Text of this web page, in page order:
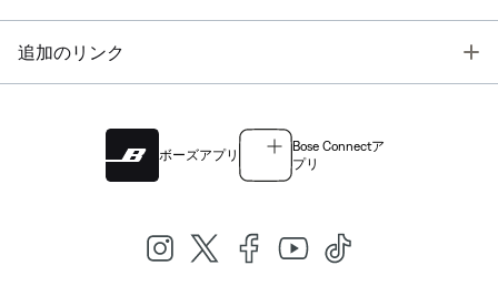
追加のリンク
ボーズアプリ
Bose Connectア
プリ